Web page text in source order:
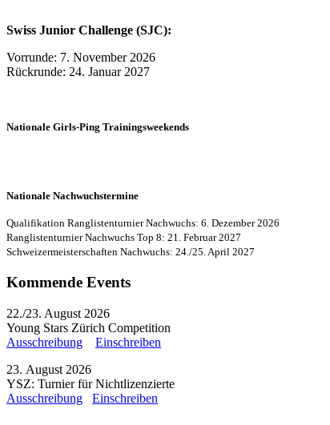
Swiss Junior Challenge (SJC):
Vorrunde: 7. November 2026
Rückrunde: 24. Januar 2027
Nationale Girls-Ping Trainingsweekends
Nationale Nachwuchstermine
Qualifikation Ranglistenturnier Nachwuchs: 6. Dezember 2026
Ranglistenturnier Nachwuchs Top 8: 21. Februar 2027
Schweizermeisterschaften Nachwuchs: 24./25. April 2027
Kommende Events
22./23. August 2026
Young Stars Zürich Competition
Ausschreibung
Einschreiben
23. August 2026
YSZ: Turnier für Nichtlizenzierte
Ausschreibung
Einschreiben